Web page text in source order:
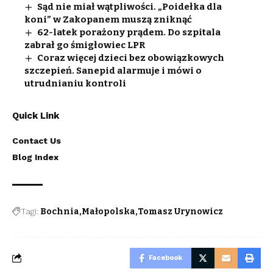
Sąd nie miał wątpliwości. „Poidełka dla
koni” w Zakopanem muszą zniknąć
62-latek porażony prądem. Do szpitala
zabrał go śmigłowiec LPR
Coraz więcej dzieci bez obowiązkowych
szczepień. Sanepid alarmuje i mówi o
utrudnianiu kontroli
Quick Link
Contact Us
Blog Index
Tagi: Bochnia Małopolska Tomasz Urynowicz
Facebook